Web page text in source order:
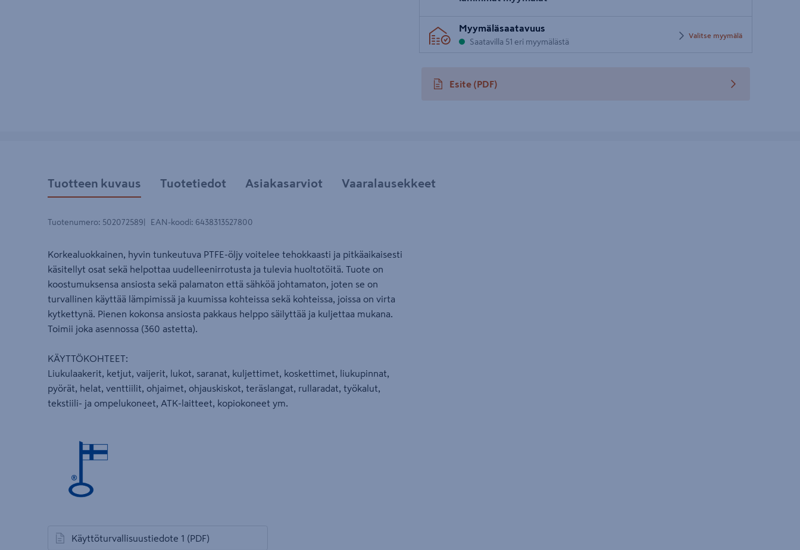
postinumero
Myymäläsaatavuus
Saatavilla 51 eri myymälästä
Valitse myymälä
Esite (PDF)
avautuu uuteen välilehteen
Tuotteen kuvaus Tuotetiedot Asiakasarviot Vaaralausekkeet
Tuotenumero: 502072589 EAN-koodi: 6438313527800
Korkealuokkainen, hyvin tunkeutuva PTFE-öljy voitelee tehokkaasti ja pitkäaikaisesti
käsitellyt osat sekä helpottaa uudelleenirrotusta ja tulevia huoltotöitä. Tuote on
koostumuksensa ansiosta sekä palamaton että sähköä johtamaton, joten se on
turvallinen käyttää lämpimissä ja kuumissa kohteissa sekä kohteissa, joissa on virta
kytkettynä. Pienen kokonsa ansiosta pakkaus helppo säilyttää ja kuljettaa mukana.
Toimii joka asennossa (360 astetta).
KÄYTTÖKOHTEET:
Liukulaakerit, ketjut, vaijerit, lukot, saranat, kuljettimet, koskettimet, liukupinnat,
pyörät, helat, venttiilit, ohjaimet, ohjauskiskot, teräslangat, rullaradat, työkalut,
tekstiili- ja ompelukoneet, ATK-laitteet, kopiokoneet ym.
Käyttöturvallisuustiedote 1 (PDF)
avautuu uuteen välilehteen